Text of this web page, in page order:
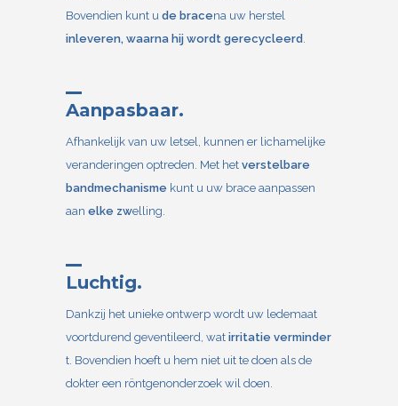
Bovendien kunt u de bracena uw herstel
inleveren, waarna hij wordt gerecycleerd
Aanpasbaar.
Afhankelijk van uw letsel, kunnen er lichamelijke
veranderingen optreden. Met het verstelbare
bandmechanisme kunt u uw brace aanpassen
aan elke zwelling.
Luchtig.
Dankzij het unieke ontwerp wordt uw ledemaat
voortdurend geventileerd, wat irritatie verminder
t. Bovendien hoeft u hem niet uit te doen als de
dokter een röntgenonderzoek wil doen.